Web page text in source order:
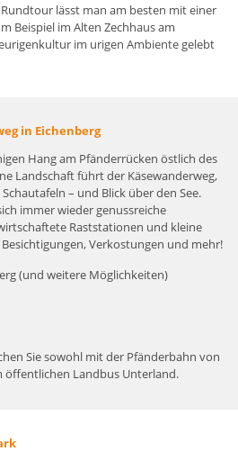
lässt man am besten mit einer
Beispiel im Alten Zechhaus am
im urigen Ambiente gelebt
in Eichenberg
Hang am Pfänderrücken östlich des
Landschaft führt der Käsewanderweg,
– und Blick über den See.
immer wieder genussreiche
Raststationen und kleine
Verkostungen und mehr!
(und weitere Möglichkeiten)
Sie sowohl mit der Pfänderbahn von
öffentlichen Landbus Unterland.